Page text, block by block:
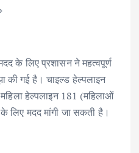
के लिए प्रशासन ने महत्वपूर्ण
की गई है। चाइल्ड हेल्पलाइन
हेल्पलाइन 181 (महिलाओं
लिए मदद मांगी जा सकती है।